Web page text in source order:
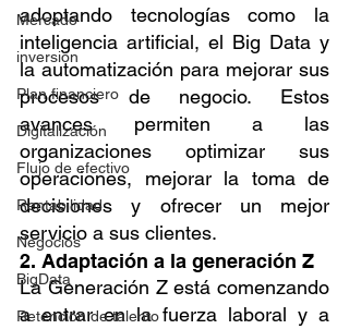
Mercado
inversión
Plan financiero
Digitalización
Flujo de efectivo
Rentabilidad
Negocios
BigData
Retención de talento
adoptando tecnologías como la
inteligencia artificial, el Big Data y
la automatización para mejorar sus
procesos de negocio. Estos
avances permiten a las
organizaciones optimizar sus
operaciones, mejorar la toma de
decisiones y ofrecer un mejor
servicio a sus clientes.
2. Adaptación a la generación Z
La Generación Z está comenzando
a entrar en la fuerza laboral y a